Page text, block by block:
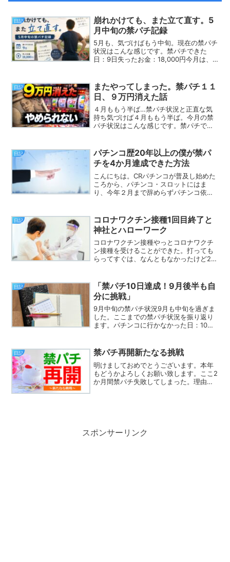
日記
崩れかけても、また立て直す。5
月中旬の禁パチ記録
5月も、気づけばもう中旬。現在の禁パチ
状況はこんな感じです。禁パチできた
日：9日失ったお金：18,000円今月は、
ています。特に多いのが仕事帰り。「少
しだけ」のつもりで...
日記
またやってしまった。禁パチ１１
日、９万円消えた話
４月ももう半ば…禁パチ状況と正直な気
持ち気づけば４月ももう半ば。今月の禁
パチ状況はこんな感じです。禁パチでき
ともに絶不調。あれだけ調子が良かった
先月のプラスも、...
日記
パチンコ歴20年以上の僕が禁パ
チを4か月達成できた方法
こんにちは。CRパチンコが普及し始めた
ころから、パチンコ・スロットにはま
り、今年２月まで辞めらずパチンコ依存
に通っていた僕が辞められています。い
ろいろ辞めるためにして...
日記
コロナワクチン接種1回目終了と
神社とハローワーク
コロナワクチン接種やっとコロナワクチ
ン接種を受けることができた。打っても
らってすぐは、なんともなかったけど2，
む。2回目はまだまだ先。今まで通り消毒
や人込みなど気をつけ...
日記
「禁パチ10日達成！9月後半も自
分に挑戦」
9月中旬の禁パチ状況9月も中旬を過ぎま
した。ここまでの禁パチ状況を振り返り
ます。パチンコに行かなかった日：10日
パチンコを避けています。具体的には、
仕事帰りに寄らな...
日記 禁パチ再開新たなる挑戦
明けましておめでとうございます。本年
もどうかよろしくお願い致します。ここ2
か月間禁パチ失敗してしまった。理由と
スポンサーリンク